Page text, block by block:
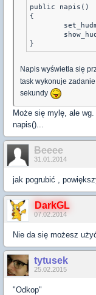
public napis()
{
}
Napis wyświetla się
task wykonuje
sekundy
Może się mylę, ale
napis()...
Beeee
31.01.2014
jak pogrubić ,
DarkGL
07.02.2014
Nie da się możesz
tytusek
25.02.2015
"Odkop"